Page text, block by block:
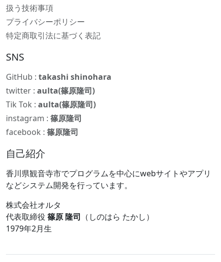
扱う技術事項
プライバシーポリシー
特定商取引法に基づく表記
SNS
GitHub : takashi shinohara
twitter : aulta(篠原隆司)
Tik Tok : aulta(篠原隆司)
instagram : 篠原隆司
facebook : 篠原隆司
自己紹介
香川県観音寺市でプログラムを中心にwebサイトやアプリ
などシステム開発を行っています。
株式会社オルタ
代表取締役 篠原 隆司 （しのはら たかし）
1979年2月生